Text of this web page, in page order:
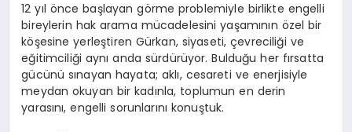
12 yıl önce başlayan görme problemiyle birlikte engelli
bireylerin hak arama mücadelesini yaşamının özel bir
köşesine yerleştiren Gürkan, siyaseti, çevreciliği ve
eğitimciliği aynı anda sürdürüyor. Bulduğu her fırsatta
gücünü sınayan hayata; aklı, cesareti ve enerjisiyle
meydan okuyan bir kadınla, toplumun en derin
yarasını, engelli sorunlarını konuştuk.